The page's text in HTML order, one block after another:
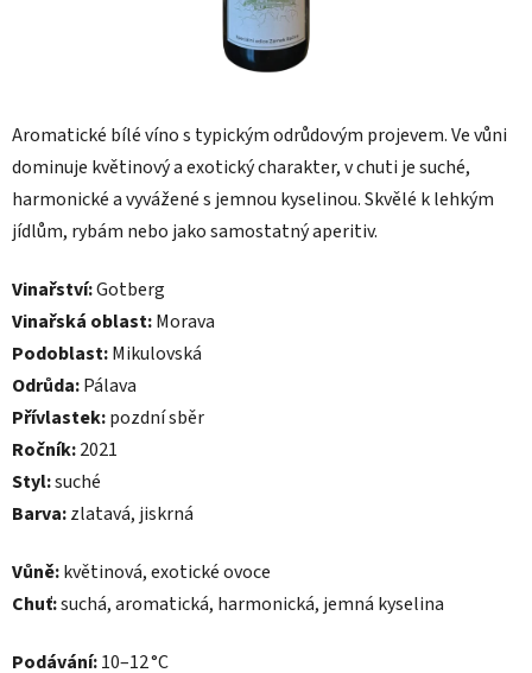
Aromatické bílé víno s typickým odrůdovým projevem. Ve vůni
dominuje květinový a exotický charakter, v chuti je suché,
harmonické a vyvážené s jemnou kyselinou. Skvělé k lehkým
jídlům, rybám nebo jako samostatný aperitiv.
Vinařství:Gotberg
Vinařská oblast:Morava
Podoblast:Mikulovská
Odrůda:Pálava
Přívlastek:pozdní sběr
Ročník:2021
Styl:suché
Barva:zlatavá, jiskrná
Vůně:květinová, exotické ovoce
Chuť:suchá, aromatická, harmonická, jemná kyselina
Podávání:10–12 °C